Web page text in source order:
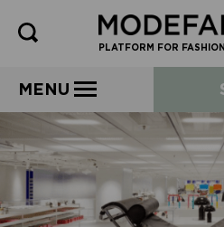
PLATFORM FOR
MENU